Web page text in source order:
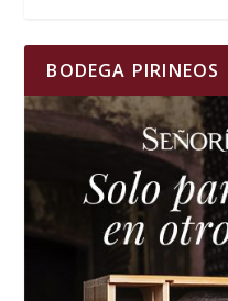
BODEGA PIRINEOS